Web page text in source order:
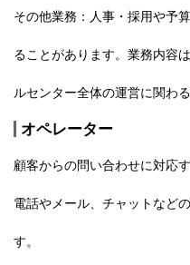
その他業務：人事・採用や予
ることがあります。業務内容
ルセンター全体の運営に関わ
オペレーター
顧客からの問い合わせに対応
電話やメール、チャットなど
す。